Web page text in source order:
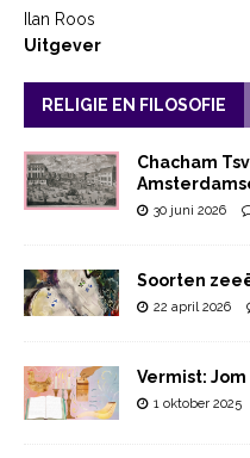
Ilan Roos
Uitgever
RELIGIE EN FILOSOFIE
Chacham
30 juni 2026
Soorten
22 april 2026
Vermist:
1 oktober 2025